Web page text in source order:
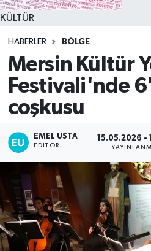
KÜLTÜR
HABERLER BÖLGE
Mersin Kültür
Festivali'nde
coşkusu
EMEL USTA
EDITÖR
15.05.2026 -
Son Dakika Haberleri
Haber Arşivi